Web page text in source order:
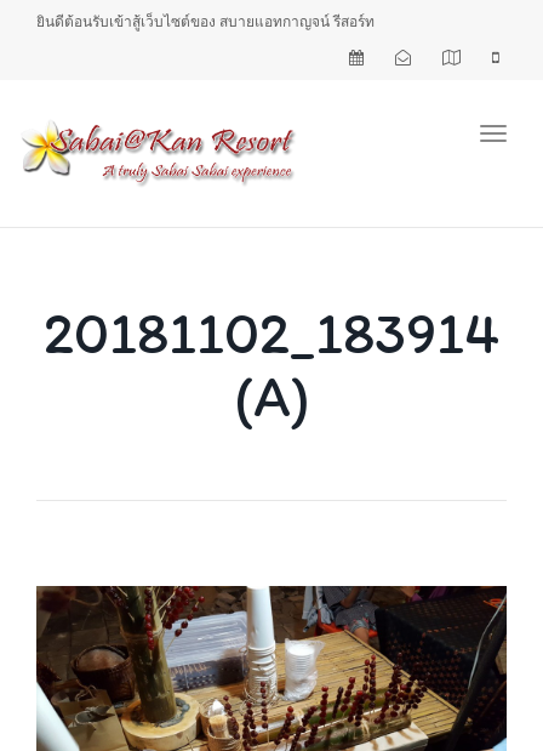
ยินดีต้อนรับเข้าสู้เว็บไซต์ของ สบายแอทกาญจน์ รีสอร์ท
20181102_183914
(A)